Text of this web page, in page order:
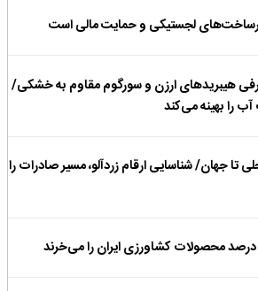
لجستیکی و حمایت مالی است
هیبریدهای ارزن و سورگوم مقاوم به خشکی/
را بهینه می‌کند
تا جهان/ شناسایی ارقام زردآلو، مسیر صادرات را